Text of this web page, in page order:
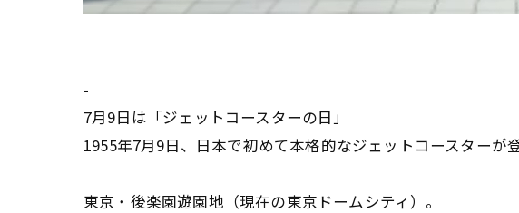
-
7月9日は「ジェットコースターの日」
1955年7月9日、日本で初めて本格的なジェットコースターが
東京・後楽園遊園地（現在の東京ドームシティ）。